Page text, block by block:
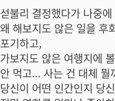
섣불리 결정했다가 나중
왜 해보지도 않은 일을 후
포기하고,
가보지도 않은 여행지에
안 먹고... 사는 건 대체 뭘
당신이 어떤 인간인지 당